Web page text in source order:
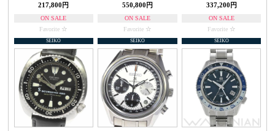
217,800円
ON SALE
Favorite
550,800円
ON SALE
Favorite
337,200円
ON SALE
Favorite
SEIKO SEIKO SEIKO